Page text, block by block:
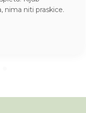
nima niti praskice.